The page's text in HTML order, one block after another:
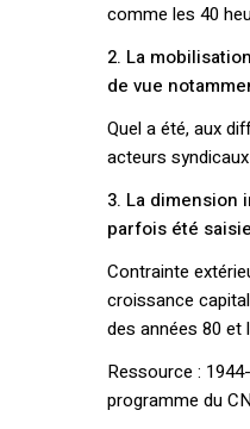
comme les 40
2. La
de vue
Quel a été, aux
acteurs
3. La
parfois été
Contrainte
croissance
des années 80 et
Ressource :
programme du